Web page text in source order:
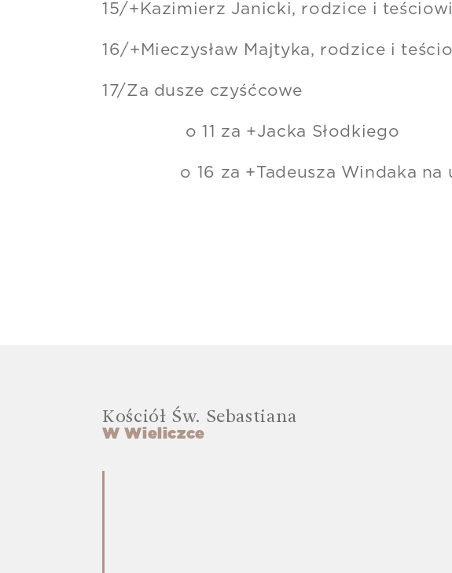
15/+Kazimierz Janicki, rodzice i
16/+Mieczysław Majtyka, rodzice i
17/Za dusze czyśćcowe
o 11 za +Jacka Słodkiego
o 16 za +Tadeusza Windaka na
Kościół Św. Sebastiana
W Wieliczce